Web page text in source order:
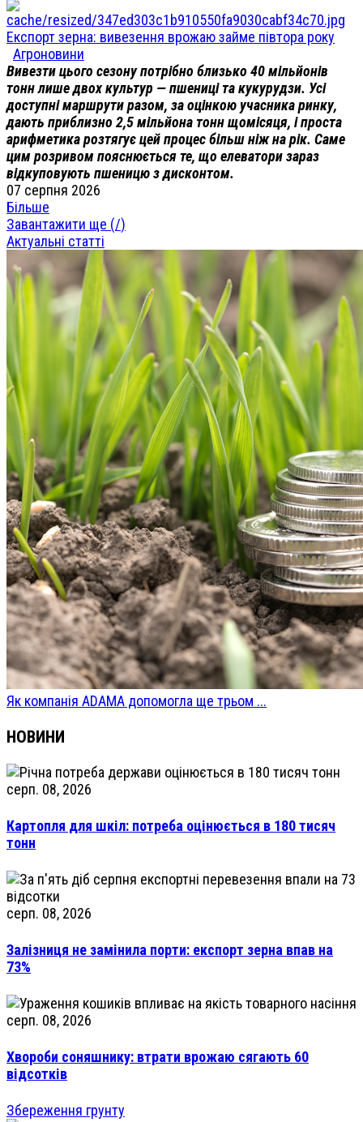
Експорт зерна: вивезення врожаю займе півтора року
Агроновини
Вивезти цього сезону потрібно близько 40 мільйонів
тонн лише двох культур — пшениці та кукурудзи. Усі
доступні маршрути разом, за оцінкою учасника ринку,
дають приблизно 2,5 мільйона тонн щомісяця, і проста
арифметика розтягує цей процес більш ніж на рік. Саме
цим розривом пояснюється те, що елеватори зараз
відкуповують пшеницю з дисконтом.
07 серпня 2026
Більше
Завантажити ще (/)
Актуальні статті
Як компанія ADAMA допомогла ще трьом ...
НОВИНИ
серп. 08, 2026
Картопля для шкіл: потреба оцінюється в 180 тисяч
тонн
серп. 08, 2026
Залізниця не замінила порти: експорт зерна впав на
73%
серп. 08, 2026
Хвороби соняшнику: втрати врожаю сягають 60
відсотків
Збереження грунту